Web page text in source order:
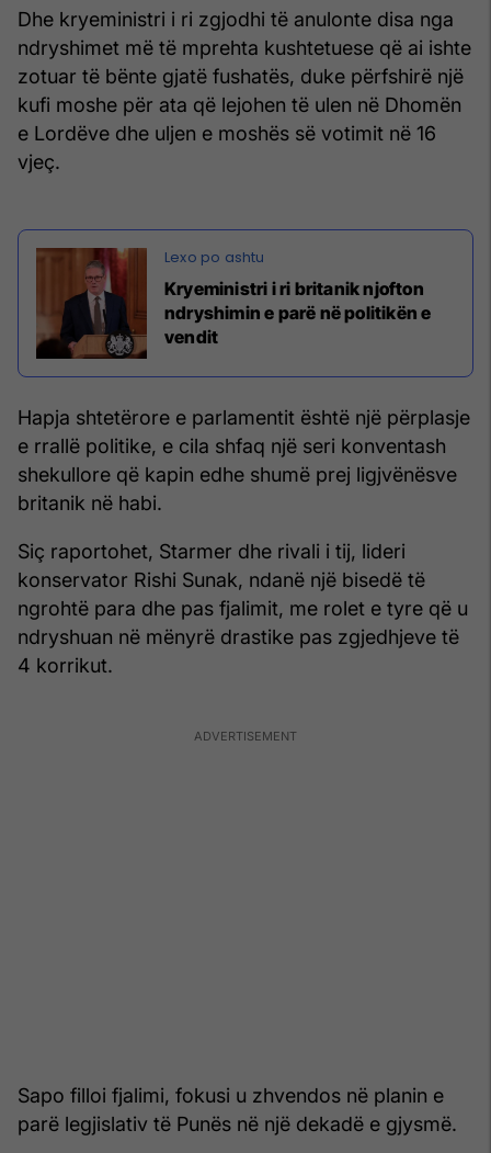
Dhe kryeministri i ri zgjodhi të anulonte disa nga
ndryshimet më të mprehta kushtetuese që ai ishte
zotuar të bënte gjatë fushatës, duke përfshirë një
kufi moshe për ata që lejohen të ulen në Dhomën
e Lordëve dhe uljen e moshës së votimit në 16
vjeç.
Kryeministri i ri britanik njofton
ndryshimin e parë në politikën e
vendit
Hapja shtetërore e parlamentit është një përplasje
e rrallë politike, e cila shfaq një seri konventash
shekullore që kapin edhe shumë prej ligjvënësve
britanik në habi.
Siç raportohet, Starmer dhe rivali i tij, lideri
konservator Rishi Sunak, ndanë një bisedë të
ngrohtë para dhe pas fjalimit, me rolet e tyre që u
ndryshuan në mënyrë drastike pas zgjedhjeve të
4 korrikut.
Sapo filloi fjalimi, fokusi u zhvendos në planin e
parë legjislativ të Punës në një dekadë e gjysmë.